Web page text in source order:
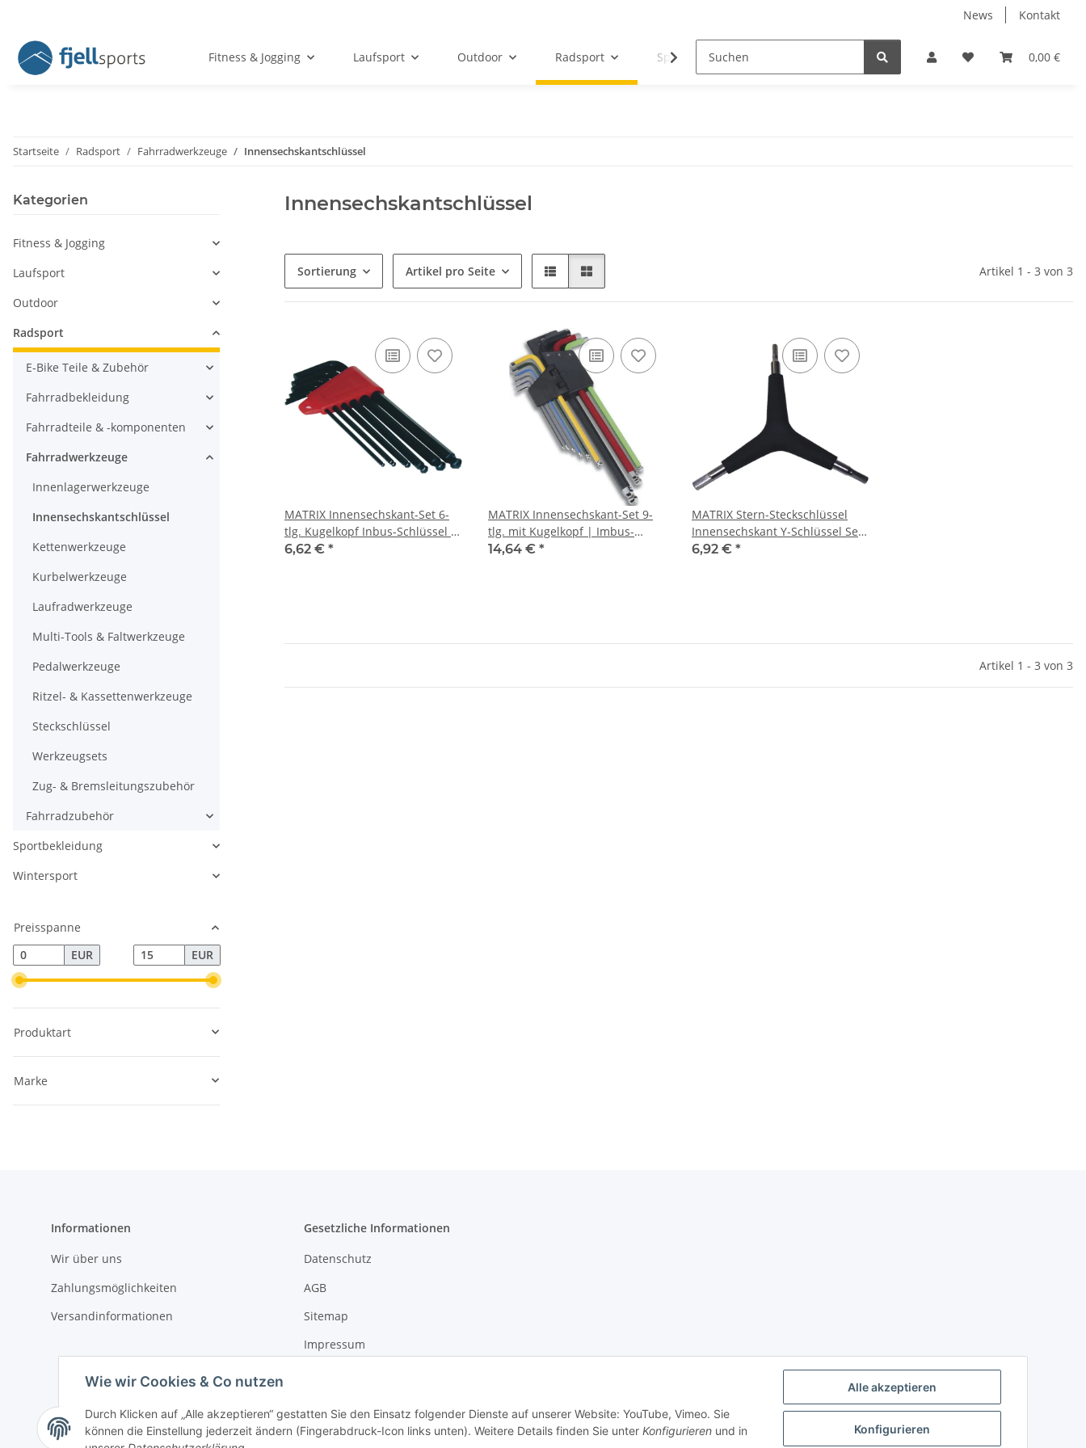
Alle akzeptieren
Konfigurieren
Wie wir Cookies & Co nutzen
Durch Klicken auf „Alle akzeptieren“ gestatten Sie den Einsatz folgender Dienste auf unserer Website: YouTube, Vimeo. Sie
können die Einstellung jederzeit ändern (Fingerabdruck-Icon links unten). Weitere Details finden Sie unter Konfigurieren und in
News Kontakt
0,00 €
Fitness & Jogging Laufsport Outdoor Radsport Sportbekleidung
Startseite Radsport Fahrradwerkzeuge Innensechskantschlüssel
Innensechskantschlüssel
Sortierung Artikel pro Seite Artikel 1 - 3 von 3
MATRIX Innensechskant-Set 6-
tlg. Kugelkopf Inbus-Schlüssel 2-
6mm mit Halter
6,62 € *
MATRIX Innensechskant-Set 9-
tlg. mit Kugelkopf | Imbus-
Schlüssel 1.5-10mm
14,64 € *
MATRIX Stern-Steckschlüssel
Innensechskant Y-Schlüssel Set
4 5 6 mm Werkzeug
6,92 € *
Artikel 1 - 3 von 3
Kategorien
Fitness & Jogging
Laufsport
Outdoor
Radsport
E-Bike Teile & Zubehör
Fahrradbekleidung
Fahrradteile & -komponenten
Fahrradwerkzeuge
Innenlagerwerkzeuge
Innensechskantschlüssel
Kettenwerkzeuge
Kurbelwerkzeuge
Laufradwerkzeuge
Multi-Tools & Faltwerkzeuge
Pedalwerkzeuge
Ritzel- & Kassettenwerkzeuge
Steckschlüssel
Werkzeugsets
Zug- & Bremsleitungszubehör
Fahrradzubehör
Sportbekleidung
Wintersport
Preisspanne
EUR
EUR
Produktart
Marke
Informationen
Wir über uns
Zahlungsmöglichkeiten
Versandinformationen
Gesetzliche Informationen
Datenschutz
AGB
Sitemap
Impressum
Vertrag widerrufen